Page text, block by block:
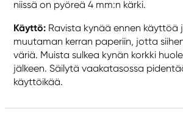
niissä on pyöreä 4 mm:n kärki.
Käyttö: Ravista kynää ennen käyttöä
muutaman kerran paperiin, jotta
väriä. Muista sulkea kynän korkki
jälkeen. Säilytä vaakatasossa
käyttöikää.